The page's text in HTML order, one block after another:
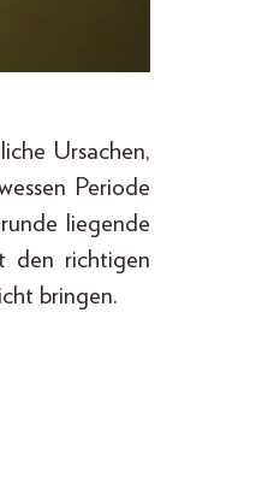
Ursachen,
Periode
liegende
den richtigen
bringen.